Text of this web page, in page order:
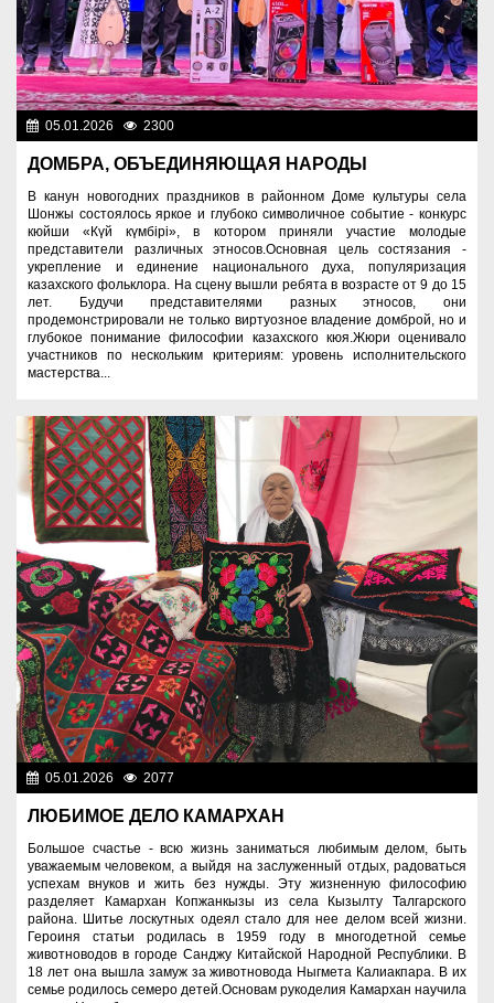
05.01.2026 2300
ДОМБРА, ОБЪЕДИНЯЮЩАЯ НАРОДЫ
В канун новогодних праздников в районном Доме культуры села
Шонжы состоялось яркое и глубоко символичное событие - конкурс
кюйши «Күй күмбірі», в котором приняли участие молодые
представители различных этносов.Основная цель состязания -
укрепление и единение национального духа, популяризация
казахского фольклора. На сцену вышли ребята в возрасте от 9 до 15
лет. Будучи представителями разных этносов, они
продемонстрировали не только виртуозное владение домброй, но и
глубокое понимание философии казахского кюя.Жюри оценивало
участников по нескольким критериям: уровень исполнительского
мастерства...
05.01.2026 2077
ЛЮБИМОЕ ДЕЛО КАМАРХАН
Большое счастье - всю жизнь заниматься любимым делом, быть
уважаемым человеком, а выйдя на заслуженный отдых, радоваться
успехам внуков и жить без нужды. Эту жизненную философию
разделяет Камархан Копжанкызы из села Кызылту Талгарского
района. Шитье лоскутных одеял стало для нее делом всей жизни.
Героиня статьи родилась в 1959 году в многодетной семье
животноводов в городе Санджу Китайской Народной Республики. В
18 лет она вышла замуж за животновода Ныгмета Калиакпара. В их
семье родилось семеро детей.Основам рукоделия Камархан научила